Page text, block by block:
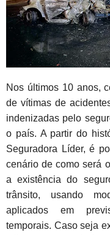
Nos últimos 10 anos,
de vítimas de
indenizadas pelo
o país. A partir do
Seguradora Líder, é
cenário de como será
a existência do
trânsito, usando
aplicados em
temporais. Caso seja